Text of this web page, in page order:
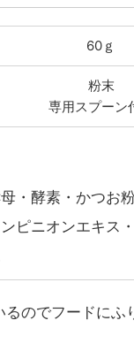
60ｇ
粉末
専用スプーン
・酵素・かつお
ピニオンエキス
るのでフードにふ